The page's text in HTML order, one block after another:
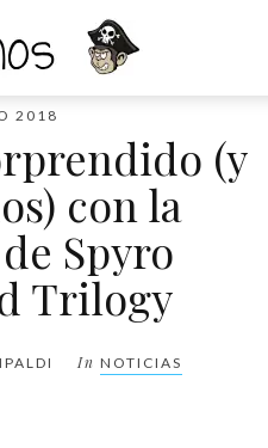
2018
(y
con la
Spyro
Trilogy
In NOTICIAS